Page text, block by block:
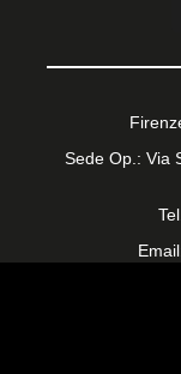
Sede Op.: Via